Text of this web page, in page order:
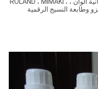
بالنسبة لجميع طابعات EPSON بأربعة وثمانية ألوان ، ROLAND ، MIMAKI ،